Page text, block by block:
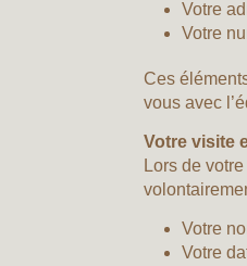
Votre
Votre
Ces
vous avec
Votre visite
Lors de
Votre
Votre